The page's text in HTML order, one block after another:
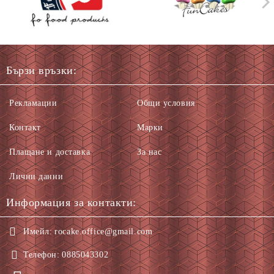
Бързи връзки:
Рекламации
Контакт
Плащане и доставка
Лични данни
Общи условия
Марки
За нас
Информация за контакти:
Имейл: rocake.office@gmail.com
Телефон: 0885043302